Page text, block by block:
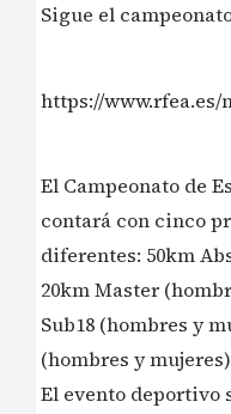
Sigue el
https://
El Campeonato de
contará con cinco
diferentes: 50km
20km Master
Sub18 (hombres y
(hombres y
El evento deportivo